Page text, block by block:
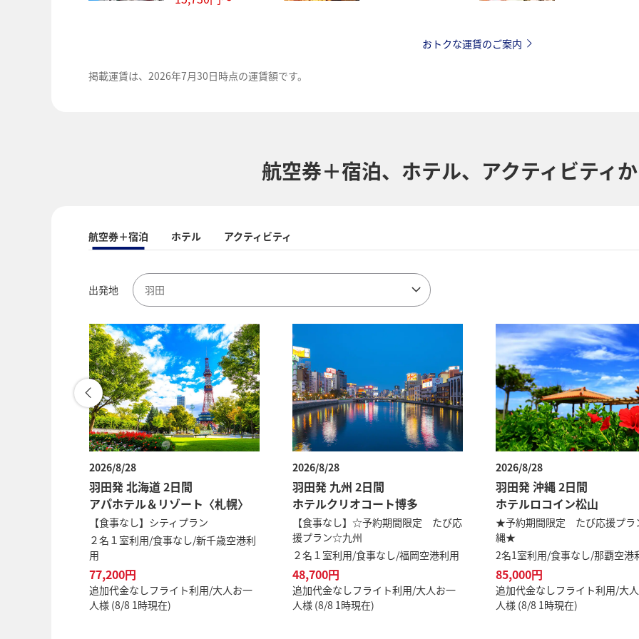
おトクな運賃のご案内
掲載運賃は、2026年7月30日時点の運賃額です。
航空券＋宿泊、ホテル、 アクティビティ
航空券＋宿泊 ホテル アクティビティ
出発地 羽田
2026/8/28
羽田発 北海道 2日間
アパホテル＆リゾート〈札幌〉
【食事なし】シティプラン
２名１室利用/食事なし/新千歳空港利
用
77,200円
追加代金なしフライト利用/大人お一
人様 (8/8 1時現在)
2026/8/28
羽田発 九州 2日間
ホテルクリオコート博多
【食事なし】☆予約期間限定 たび応
援プラン☆九州
２名１室利用/食事なし/福岡空港利用
48,700円
追加代金なしフライト利用/大人お一
人様 (8/8 1時現在)
2026/8/28
羽田発 沖縄 2日間
ホテルロコイン松山
★予約期間限定 たび応援プ
縄★
2名1室利用/食事なし/那覇空港
85,000円
追加代金なしフライト利用/大
人様 (8/8 1時現在)